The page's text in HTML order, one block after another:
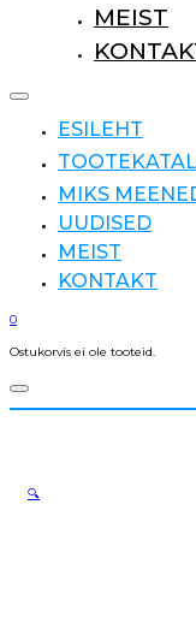
MEIST
ESILEHT
MIKS
UUDISED
MEIST
KONTAKT
0
Ostukorvis ei ole tooteid.
🔍